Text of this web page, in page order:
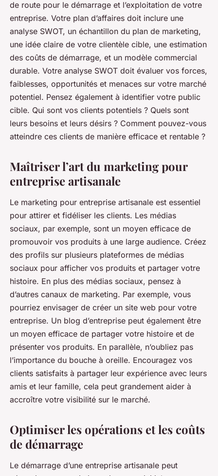
de route pour le démarrage et l’exploitation de votre
entreprise. Votre plan d’affaires doit inclure une
analyse SWOT, un échantillon du plan de marketing,
une idée claire de votre clientèle cible, une estimation
des coûts de démarrage, et un modèle commercial
durable. Votre analyse SWOT doit évaluer vos forces,
faiblesses, opportunités et menaces sur votre marché
potentiel. Pensez également à identifier votre public
cible. Qui sont vos clients potentiels ? Quels sont
leurs besoins et leurs désirs ? Comment pouvez-vous
atteindre ces clients de manière efficace et rentable ?
Maîtriser l’art du marketing pour
entreprise artisanale
Le marketing pour entreprise artisanale est essentiel
pour attirer et fidéliser les clients. Les médias
sociaux, par exemple, sont un moyen efficace de
promouvoir vos produits à une large audience. Créez
des profils sur plusieurs plateformes de médias
sociaux pour afficher vos produits et partager votre
histoire. En plus des médias sociaux, pensez à
d’autres canaux de marketing. Par exemple, vous
pourriez envisager de créer un site web pour votre
entreprise. Un blog d’entreprise peut également être
un moyen efficace de partager votre histoire et de
présenter vos produits. En parallèle, n’oubliez pas
l’importance du bouche à oreille. Encouragez vos
clients satisfaits à partager leur expérience avec leurs
amis et leur famille, cela peut grandement aider à
accroître votre visibilité sur le marché.
Optimiser les opérations et les coûts
de démarrage
Le démarrage d’une entreprise artisanale peut